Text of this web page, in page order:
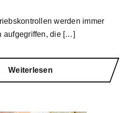
werden immer
aufgegriffen, die […]
Weiterlesen